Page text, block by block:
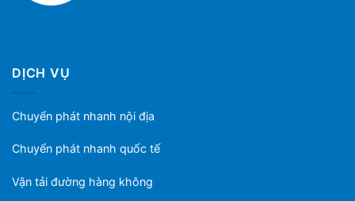
DỊCH VỤ
Chuyển phát nhanh nội địa
Chuyển phát nhanh quốc tế
Vận tải đường hàng không